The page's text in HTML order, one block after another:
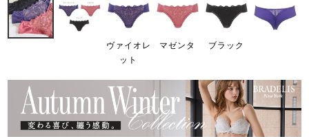
ヴァイオレ
ット
マゼンタ ブラック